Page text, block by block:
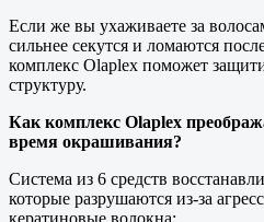
Если же вы ухаживаете за
сильнее секутся и ломаются
комплекс Olaplex поможет
структуру.
Как комплекс Olaplex
время окрашивания?
Система из 6 средств
которые разрушаются из-за